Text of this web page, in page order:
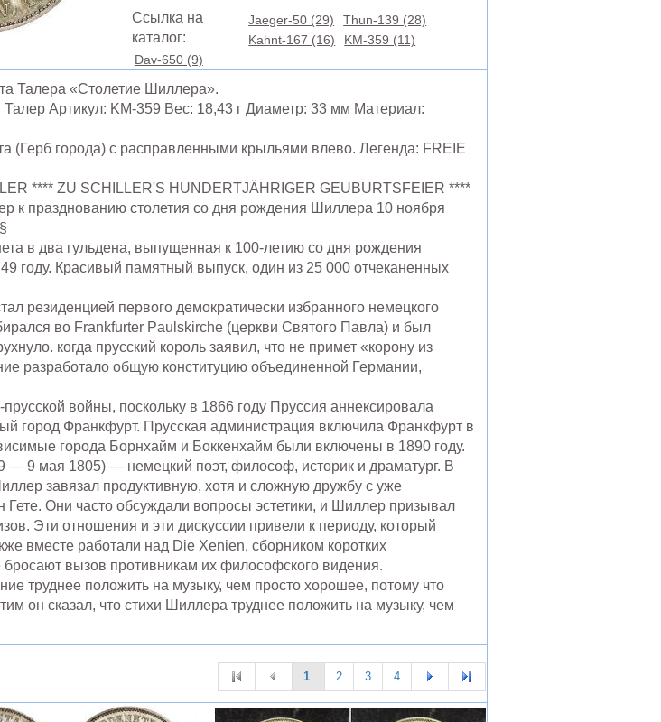
Ссылка на
каталог:
Jaeger-50 (29)
Thun-139 (28)
Kahnt-167 (16)
KM-359 (11)
Dav-650 (9)
Талера «Столетие Шиллера».
Артикул: KM-359 Вес: 18,43 г Диаметр: 33 мм Материал:
(Герб города) с расправленными крыльями влево. Легенда: FREIE
**** ZU SCHILLER'S HUNDERTJÄHRIGER GEUBURTSFEIER ****
празднованию столетия со дня рождения Шиллера 10 ноября
в два гульдена, выпущенная к 100-летию со дня рождения
году. Красивый памятный выпуск, один из 25 000 отчеканенных
резиденцией первого демократически избранного немецкого
во Frankfurter Paulskirche (церкви Святого Павла) и был
когда прусский король заявил, что не примет «корону из
разработало общую конституцию объединенной Германии,
войны, поскольку в 1866 году Пруссия аннексировала
город Франкфурт. Прусская администрация включила Франкфурт в
города Борнхайм и Боккенхайм были включены в 1890 году.
9 мая 1805) — немецкий поэт, философ, историк и драматург. В
завязал продуктивную, хотя и сложную дружбу с уже
Они часто обсуждали вопросы эстетики, и Шиллер призывал
Эти отношения и эти дискуссии привели к периоду, который
вместе работали над Die Xenien, сборником коротких
вызов противникам их философского видения.
труднее положить на музыку, чем просто хорошее, потому что
он сказал, что стихи Шиллера труднее положить на музыку, чем
1 2 3 4